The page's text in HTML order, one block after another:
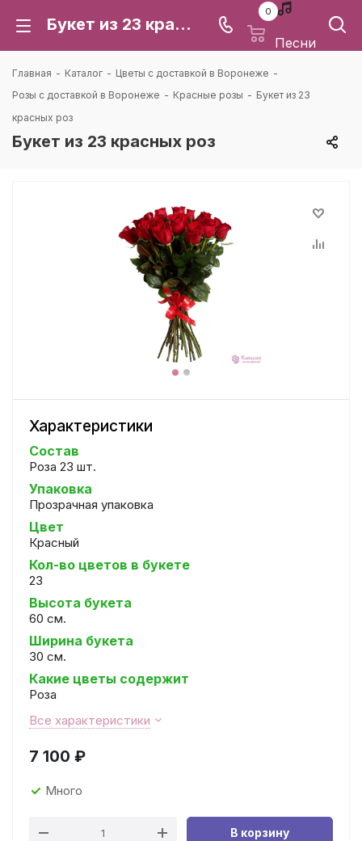
Букет из 23 красных роз: цена и доставка в Воронеже | Каталея
0
Песни
Главная - Каталог - Цветы с доставкой в Воронеже -
Розы с доставкой в Воронеже - Красные розы - Букет из 23
красных роз
Букет из 23 красных роз
Характеристики
Состав
Роза 23 шт.
Упаковка
Прозрачная упаковка
Цвет
Красный
Кол-во цветов в букете
23
Высота букета
60 см.
Ширина букета
30 см.
Какие цветы содержит
Роза
Все характеристики
7 100 ₽
Много
В корзину